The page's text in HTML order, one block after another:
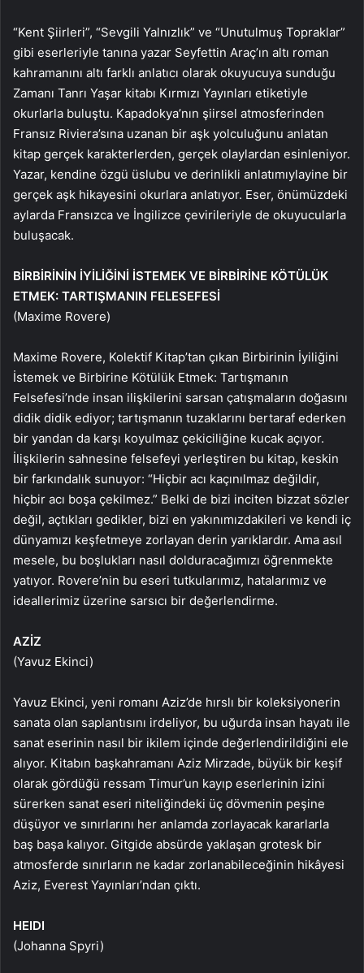
“Kent Şiirleri”, “Sevgili Yalnızlık” ve “Unutulmuş Topraklar”
gibi eserleriyle tanına yazar Seyfettin Araç’ın altı roman
kahramanını altı farklı anlatıcı olarak okuyucuya sunduğu
Zamanı Tanrı Yaşar kitabı Kırmızı Yayınları etiketiyle
okurlarla buluştu. Kapadokya’nın şiirsel atmosferinden
Fransız Riviera’sına uzanan bir aşk yolculuğunu anlatan
kitap gerçek karakterlerden, gerçek olaylardan esinleniyor.
Yazar, kendine özgü üslubu ve derinlikli anlatımıylayine bir
gerçek aşk hikayesini okurlara anlatıyor. Eser, önümüzdeki
aylarda Fransızca ve İngilizce çevirileriyle de okuyucularla
buluşacak.
BİRBİRİNİN İYİLİĞİNİ İSTEMEK VE BİRBİRİNE KÖTÜLÜK
ETMEK: TARTIŞMANIN FELESEFESİ
(Maxime Rovere)
Maxime Rovere, Kolektif Kitap’tan çıkan Birbirinin İyiliğini
İstemek ve Birbirine Kötülük Etmek: Tartışmanın
Felsefesi’nde insan ilişkilerini sarsan çatışmaların doğasını
didik didik ediyor; tartışmanın tuzaklarını bertaraf ederken
bir yandan da karşı koyulmaz çekiciliğine kucak açıyor.
İlişkilerin sahnesine felsefeyi yerleştiren bu kitap, keskin
bir farkındalık sunuyor: “Hiçbir acı kaçınılmaz değildir,
hiçbir acı boşa çekilmez.” Belki de bizi inciten bizzat sözler
değil, açtıkları gedikler, bizi en yakınımızdakileri ve kendi iç
dünyamızı keşfetmeye zorlayan derin yarıklardır. Ama asıl
mesele, bu boşlukları nasıl dolduracağımızı öğrenmekte
yatıyor. Rovere’nin bu eseri tutkularımız, hatalarımız ve
ideallerimiz üzerine sarsıcı bir değerlendirme.
AZİZ
(Yavuz Ekinci)
Yavuz Ekinci, yeni romanı Aziz’de hırslı bir koleksiyonerin
sanata olan saplantısını irdeliyor, bu uğurda insan hayatı ile
sanat eserinin nasıl bir ikilem içinde değerlendirildiğini ele
alıyor. Kitabın başkahramanı Aziz Mirzade, büyük bir keşif
olarak gördüğü ressam Timur’un kayıp eserlerinin izini
sürerken sanat eseri niteliğindeki üç dövmenin peşine
düşüyor ve sınırlarını her anlamda zorlayacak kararlarla
baş başa kalıyor. Gitgide absürde yaklaşan grotesk bir
atmosferde sınırların ne kadar zorlanabileceğinin hikâyesi
Aziz, Everest Yayınları’ndan çıktı.
HEIDI
(Johanna Spyri)